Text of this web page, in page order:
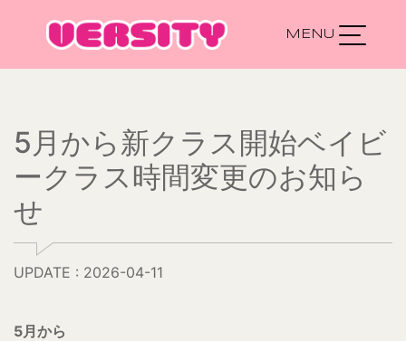
Main Navigation
5月から新クラス開始ベイビ
ークラス時間変更のお知ら
せ
UPDATE : 2026-04-11
5月から